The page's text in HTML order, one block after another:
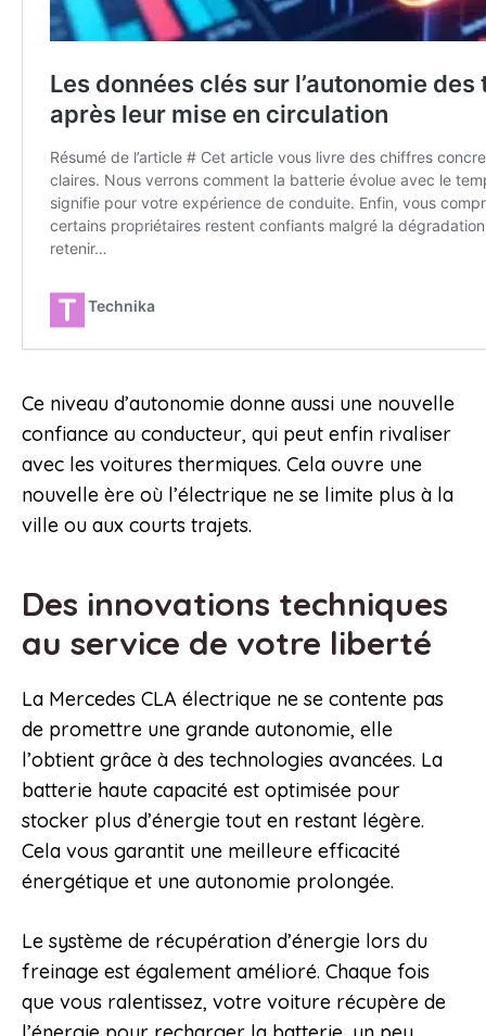
Ce niveau d’autonomie donne aussi une nouvelle
confiance au conducteur, qui peut enfin rivaliser
avec les voitures thermiques. Cela ouvre une
nouvelle ère où l’électrique ne se limite plus à la
ville ou aux courts trajets.
Des innovations techniques
au service de votre liberté
La Mercedes CLA électrique ne se contente pas
de promettre une grande autonomie, elle
l’obtient grâce à des technologies avancées. La
batterie haute capacité est optimisée pour
stocker plus d’énergie tout en restant légère.
Cela vous garantit une meilleure efficacité
énergétique et une autonomie prolongée.
Le système de récupération d’énergie lors du
freinage est également amélioré. Chaque fois
que vous ralentissez, votre voiture récupère de